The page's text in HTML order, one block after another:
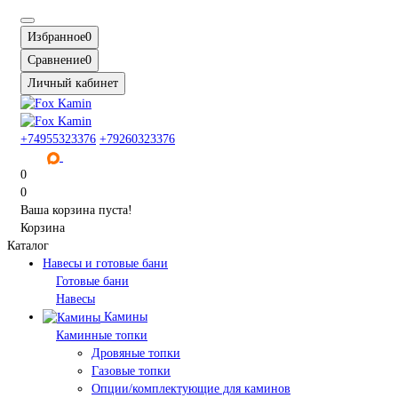
Избранное0
Сравнение0
Личный кабинет
+74955323376 +79260323376
0
0
Ваша корзина пуста!
Корзина
Каталог
Навесы и готовые бани
Готовые бани
Навесы
Камины
Каминные топки
Дровяные топки
Газовые топки
Опции/комплектующие для каминов